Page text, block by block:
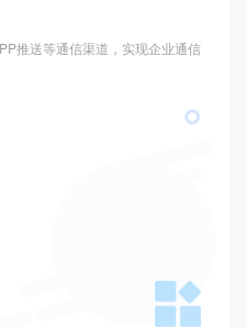
推送等通信渠道，实现企业通信